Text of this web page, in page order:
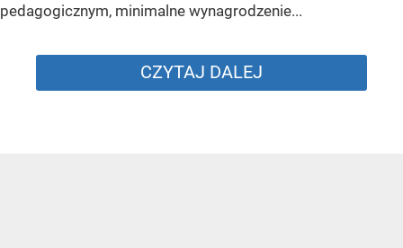
pedagogicznym, minimalne wynagrodzenie...
CZYTAJ DALEJ